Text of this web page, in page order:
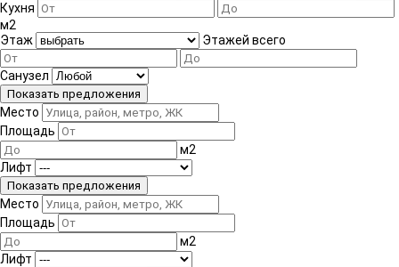
Кухня
м2
Этаж
Этажей всего
Санузел
Место
Площадь
м2
Лифт
Место
Площадь
м2
Лифт